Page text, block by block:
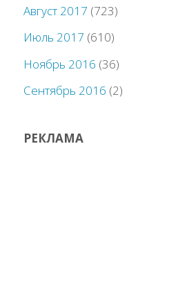
Август 2017 (723)
Июль 2017 (610)
Ноябрь 2016 (36)
Сентябрь 2016 (2)
РЕКЛАМА